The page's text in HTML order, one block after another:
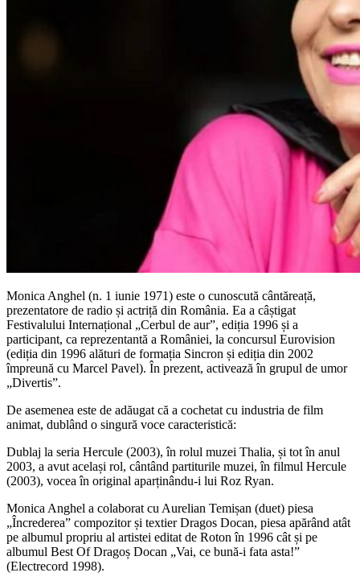
Monica Anghel (n. 1 iunie 1971) este o cunoscută cântăreață,
prezentatore de radio și actriță din România. Ea a câștigat
Festivalului Internațional „Cerbul de aur”, ediția 1996 și a
participant, ca reprezentantă a României, la concursul Eurovision
(ediția din 1996 alături de formația Sincron și ediția din 2002
împreună cu Marcel Pavel). În prezent, activează în grupul de umor
„Divertis”.
De asemenea este de adăugat că a cochetat cu industria de film
animat, dublând o singură voce caracteristică:
Dublaj la seria Hercule (2003), în rolul muzei Thalia, și tot în anul
2003, a avut același rol, cântând partiturile muzei, în filmul Hercule
(2003), vocea în original aparținându-i lui Roz Ryan.
Monica Anghel a colaborat cu Aurelian Temișan (duet) piesa
„Încrederea” compozitor și textier Dragos Docan, piesa apărând atât
pe albumul propriu al artistei editat de Roton în 1996 cât și pe
albumul Best Of Dragoș Docan „Vai, ce bună-i fata asta!”
(Electrecord 1998).